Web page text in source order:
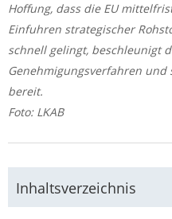
Hoffung, dass die EU
Einfuhren strategischer
schnell gelingt, beschleunigt
Genehmigungsverfahren
bereit.
Foto: LKAB
Inhaltsverzeichnis